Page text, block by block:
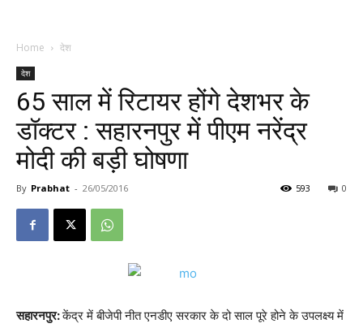
Home देश
देश
65 साल में रिटायर होंगे देशभर के
डॉक्टर : सहारनपुर में पीएम नरेंद्र
मोदी की बड़ी घोषणा
By Prabhat - 26/05/2016 0
593
सहारनपुर:केंद्र में बीजेपी नीत एनडीए सरकार के दो साल पूरे होने के उपलक्ष्‍य में